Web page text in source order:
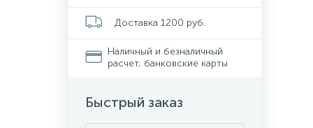
Доставка 1200 руб.
Наличный и безналичный
расчет, банковские карты
Быстрый заказ